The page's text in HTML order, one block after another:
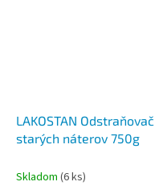
LAKOSTAN Odstraňovač
starých náterov 750g
Skladom (6 ks)